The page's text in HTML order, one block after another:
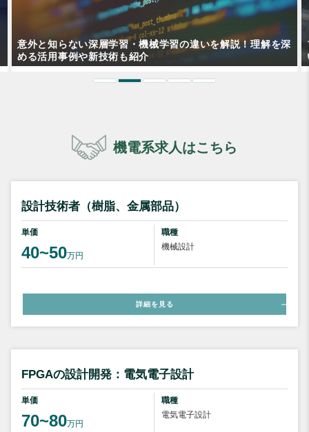
プレス加工の種類や材料には何がある？他の加工方法との違
いも解説！
機電系求人はこちら
設計技術者（樹脂、金属部品）
単価
40~50万円
職種
機械設計
詳細を見る
FPGAの設計開発：電気電子設計
単価
70~80万円
職種
電気電子設計